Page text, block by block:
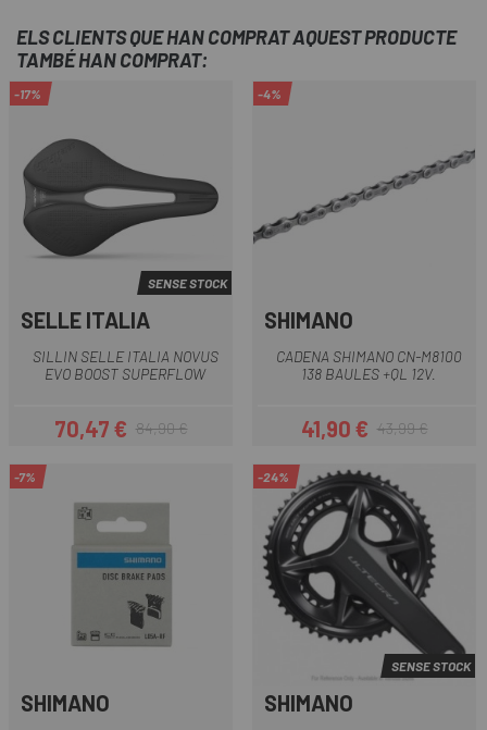
ELS CLIENTS QUE HAN COMPRAT AQUEST PRODUCTE
TAMBÉ HAN COMPRAT:
-17%
SENSE STOCK
SELLE ITALIA
SILLIN SELLE ITALIA NOVUS
EVO BOOST SUPERFLOW
Preu
70,47 €Preu regular
84,90 €
-4%
SHIMANO
CADENA SHIMANO CN-M8100
138 BAULES +QL 12V.
Preu
41,90 €Preu regular
43,99 €
-7%
SHIMANO
-24%
SENSE STOCK
SHIMANO